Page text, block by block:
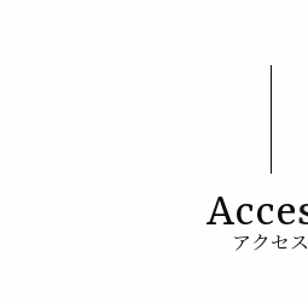
Acce
アクセス